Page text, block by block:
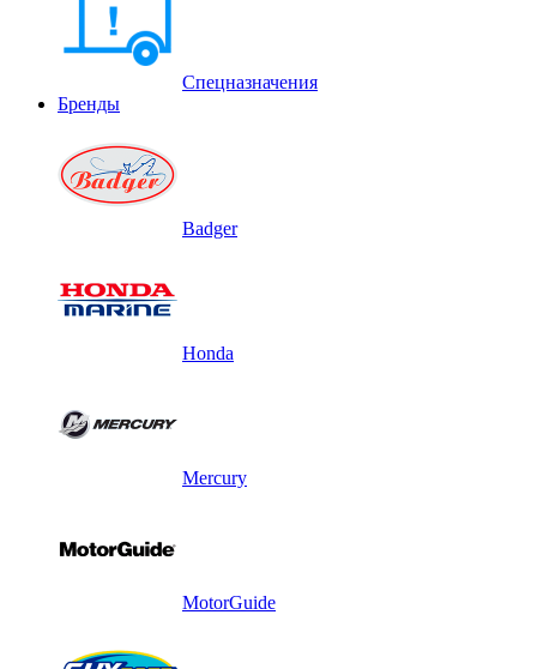
Спецназначения
Бренды
Badger
Honda
Mercury
MotorGuide